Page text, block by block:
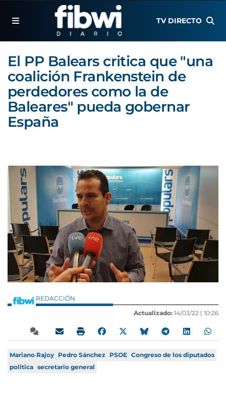
TV DIRECTO
El PP Balears critica que "una
coalición Frankenstein de
perdedores como la de
Baleares" pueda gobernar
España
REDACCIÓN
Actualizado: 14/03/22 | 10:26
Mariano Rajoy Pedro Sánchez PSOE Congreso de los diputados
politica secretario general